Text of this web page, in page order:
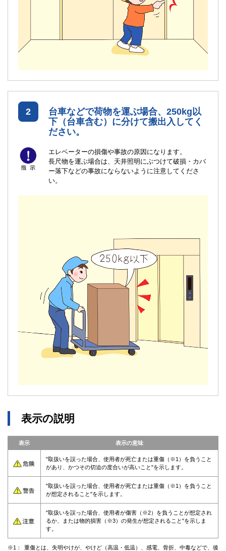
2
台車などで荷物を運ぶ場合、250kg以
下（台車含む）に分けて搬出入してく
ださい。
エレベーターの損傷や事故の原因になります。
長尺物を運ぶ場合は、天井照明にぶつけて破損・カバ
ー落下などの事故にならないように注意してくださ
い。
表示の説明
表示 表示の意味
"取扱いを誤った場合、使用者が死亡または重傷（※1）を負うこと
があり、かつその切迫の度合いが高いこと"を示します。
"取扱いを誤った場合、使用者が死亡または重傷（※1）を負うこと
が想定されること"を示します。
"取扱いを誤った場合、使用者が傷害（※2）を負うことが想定され
るか、または物的損害（※3）の発生が想定されること"を示しま
す。
※1：
重傷とは、失明やけが、やけど（高温・低温）、感電、骨折、中毒などで、後